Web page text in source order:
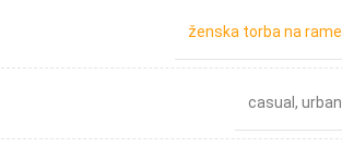
ženska torba na rame
casual , urban